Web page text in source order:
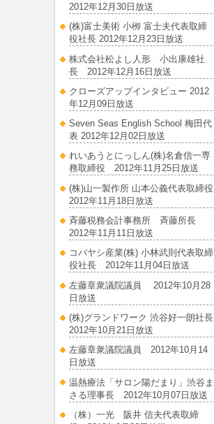
2012年12月30日放送
(株)富士美術 小栁 富士夫代表取締
役社長 2012年12月23日放送
株式会社松よし人形 小出康雄社
長 2012年12月16日放送
クローズアップインタビュー 2012
年12月09日放送
Seven Seas English School 梅田代
表 2012年12月02日放送
れいあうとにっしん(株)名倉信一専
務取締役 2012年11月25日放送
(株)山一製作所 山本公義代表取締役
2012年11月18日放送
斉藤税務会計事務所 斉藤所長
2012年11月11日放送
コバヤシ産業(株) 小林武則代表取締
役社長 2012年11月04日放送
左藤章衆議院議員 2012年10月28
日放送
(株)グランドワーク 渋谷好一朗社長
2012年10月21日放送
左藤章衆議院議員 2012年10月14
日放送
温熱療法「サロン陽だまり」渋谷ま
さる理事長 2012年10月07日放送
（株）一光 阪井 信夫代表取締